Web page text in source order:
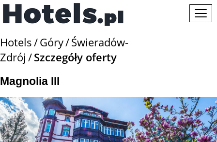
Hotels Góry Świeradów-
Zdrój
Szczegóły oferty
Magnolia III